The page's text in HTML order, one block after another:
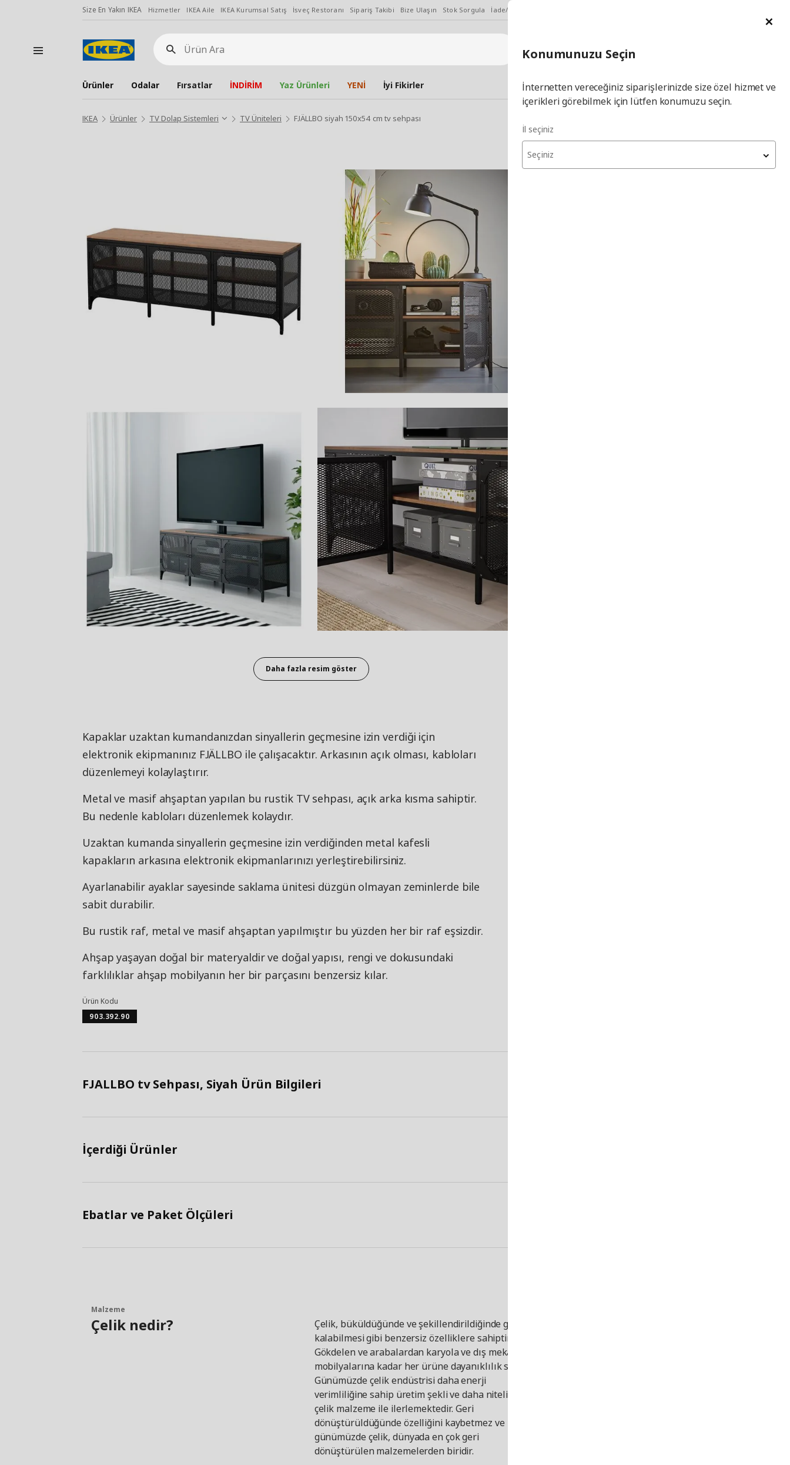
Size En Yakın IKEA Hizmetler IKEA Aile IKEA Kurumsal Satış İsveç Restoranı Sipariş Takibi Bize Ulaşın Stok Sorgula İade/Değişim Talebi
Ürün
Ara
İl Seçiniz İl
Hej! Üye Girişi / Üye Ol
Ürünler Odalar Fırsatlar İNDİRİM Yaz Ürünleri YENİ İyi Fikirler
IKEA Ürünler TV Dolap Sistemleri TV Üniteleri FJÄLLBO siyah 150x54 cm tv sehpası
Daha fazla resim göster
Kapaklar uzaktan kumandanızdan sinyallerin geçmesine izin verdiği için
elektronik ekipmanınız FJÄLLBO ile çalışacaktır. Arkasının açık olması, kabloları
düzenlemeyi kolaylaştırır.
Metal ve masif ahşaptan yapılan bu rustik TV sehpası, açık arka kısma sahiptir.
Bu nedenle kabloları düzenlemek kolaydır.
Uzaktan kumanda sinyallerin geçmesine izin verdiğinden metal kafesli
kapakların arkasına elektronik ekipmanlarınızı yerleştirebilirsiniz.
Ayarlanabilir ayaklar sayesinde saklama ünitesi düzgün olmayan zeminlerde bile
sabit durabilir.
Bu rustik raf, metal ve masif ahşaptan yapılmıştır bu yüzden her bir raf eşsizdir.
Ahşap yaşayan doğal bir materyaldir ve doğal yapısı, rengi ve dokusundaki
farklılıklar ahşap mobilyanın her bir parçasını benzersiz kılar.
Ürün Kodu
903.392.90
FJALLBO tv Sehpası, Siyah Ürün Bilgileri
İçerdiği Ürünler
Ebatlar ve Paket Ölçüleri
Malzeme
Çelik nedir?
Çelik, büküldüğünde ve şekillendirildiğinde güçlü
kalabilmesi gibi benzersiz özelliklere sahiptir.
Gökdelen ve arabalardan karyola ve dış mekan
mobilyalarına kadar her ürüne dayanıklılık sağlar.
Günümüzde çelik endüstrisi daha enerji
verimliliğine sahip üretim şekli ve daha nitelikli
çelik malzeme ile ilerlemektedir. Geri
dönüştürüldüğünde özelliğini kaybetmez ve
günümüzde çelik, dünyada en çok geri
dönüştürülen malzemelerden biridir.
Konumunuzu Seçin
İnternetten vereceğiniz siparişlerinizde size özel hizmet ve
içerikleri görebilmek için lütfen konumuzu seçin.
İl seçiniz
Seçiniz